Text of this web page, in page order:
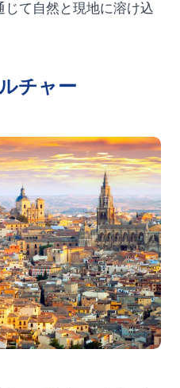
て自然と現地に溶け込
チャー